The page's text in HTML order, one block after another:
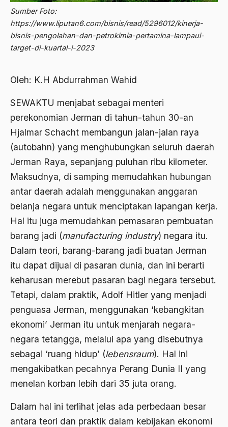
Sumber Foto:
https://www.liputan6.com/bisnis/read/5296012/kinerja-
bisnis-pengolahan-dan-petrokimia-pertamina-lampaui-
target-di-kuartal-i-2023
Oleh: K.H Abdurrahman Wahid
SEWAKTU menjabat sebagai menteri
perekonomian Jerman di tahun-tahun 30-an
Hjalmar Schacht membangun jalan-jalan raya
(autobahn) yang menghubungkan seluruh daerah
Jerman Raya, sepanjang puluhan ribu kilometer.
Maksudnya, di samping memudahkan hubungan
antar daerah adalah menggunakan anggaran
belanja negara untuk menciptakan lapangan kerja.
Hal itu juga memudahkan pemasaran pembuatan
barang jadi (manufacturing industry) negara itu.
Dalam teori, barang-barang jadi buatan Jerman
itu dapat dijual di pasaran dunia, dan ini berarti
keharusan merebut pasaran bagi negara tersebut.
Tetapi, dalam praktik, Adolf Hitler yang menjadi
penguasa Jerman, menggunakan ‘kebangkitan
ekonomi’ Jerman itu untuk menjarah negara-
negara tetangga, melalui apa yang disebutnya
sebagai ‘ruang hidup’ (lebensraum). Hal ini
mengakibatkan pecahnya Perang Dunia II yang
menelan korban lebih dari 35 juta orang.
Dalam hal ini terlihat jelas ada perbedaan besar
antara teori dan praktik dalam kebijakan ekonomi
2012
2011
2010
2007
2005
2004
2002
2001
1999
1998
1997
1996
1995
1994
1991
Abdi Masyarakat
abdul wahid hasyim
Abdullah Badawi
Abdurrahman Addakhil
abdurrahman wahid
Abolisi
Aboulhasan Bani Sadr
abri
Abu AMrin Ibnu Alla'
Abu Bakar Ba’asyir
Abu Hanifah
abu jihad
Abu Sangkan
Aceh
Ad-daulah
Adagium
Adaptif Islam
Adat dan Syari'at